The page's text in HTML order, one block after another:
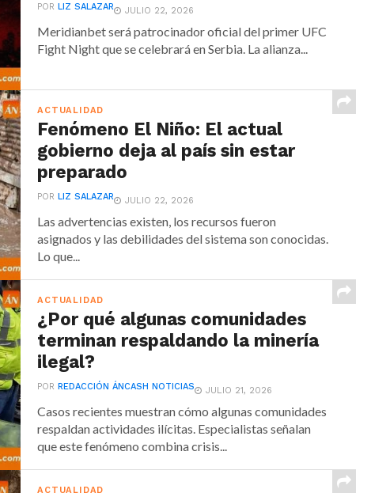
PORLIZ SALAZAR JULIO 22, 2026
Meridianbet será patrocinador oficial del primer UFC
Fight Night que se celebrará en Serbia. La alianza...
ACTUALIDAD
Fenómeno El Niño: El actual
gobierno deja al país sin estar
preparado
PORLIZ SALAZAR JULIO 22, 2026
Las advertencias existen, los recursos fueron
asignados y las debilidades del sistema son conocidas.
Lo que...
ACTUALIDAD
¿Por qué algunas comunidades
terminan respaldando la minería
ilegal?
PORREDACCIÓN ÁNCASH NOTICIAS JULIO 21, 2026
Casos recientes muestran cómo algunas comunidades
respaldan actividades ilícitas. Especialistas señalan
que este fenómeno combina crisis...
ACTUALIDAD